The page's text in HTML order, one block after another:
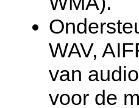
WAV,
van
voor de